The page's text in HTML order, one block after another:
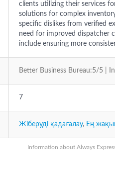
Information about Always
clients utilizing their services
solutions for complex
specific dislikes from verified
need for improved dispatcher
include ensuring more
Better Business Bureau:5/5 |
7
Жіберуді қадағалау, Ең